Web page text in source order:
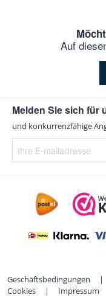
Auf
Melden Sie sich für
und konkurrenzfähige
E-
mailadresse
Geschäftsbedingungen |
Cookies
| Impressum